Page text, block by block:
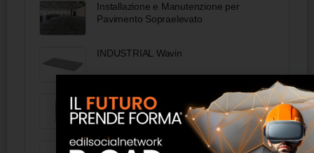
Installazione e Manutenzione per
Pavimento Sopraelevato
INDUSTRIAL Wavin
Remograffidoc F12
89 01 250 - KNIPEX Alligator Pinza